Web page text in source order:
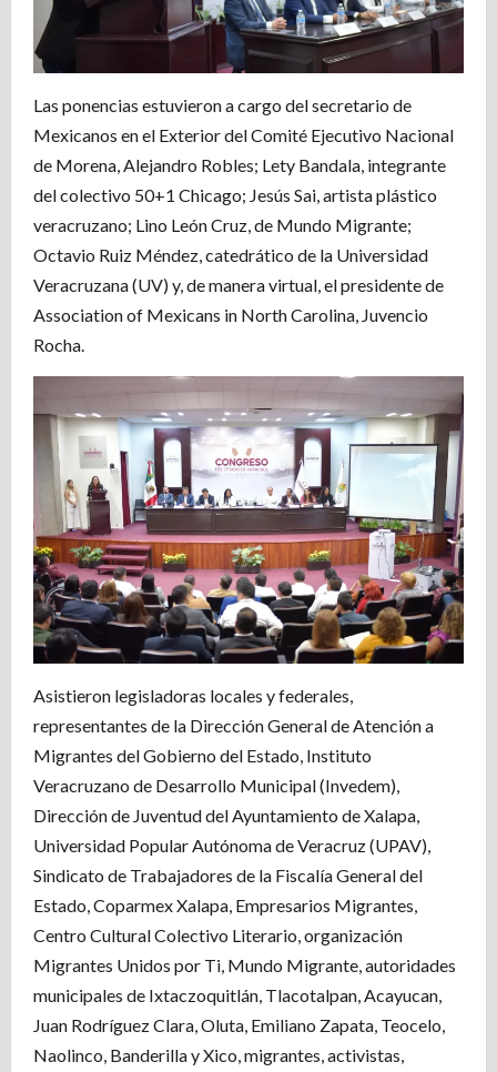
Las ponencias estuvieron a cargo del secretario de
Mexicanos en el Exterior del Comité Ejecutivo Nacional
de Morena, Alejandro Robles; Lety Bandala, integrante
del colectivo 50+1 Chicago; Jesús Sai, artista plástico
veracruzano; Lino León Cruz, de Mundo Migrante;
Octavio Ruiz Méndez, catedrático de la Universidad
Veracruzana (UV) y, de manera virtual, el presidente de
Association of Mexicans in North Carolina, Juvencio
Rocha.
Asistieron legisladoras locales y federales,
representantes de la Dirección General de Atención a
Migrantes del Gobierno del Estado, Instituto
Veracruzano de Desarrollo Municipal (Invedem),
Dirección de Juventud del Ayuntamiento de Xalapa,
Universidad Popular Autónoma de Veracruz (UPAV),
Sindicato de Trabajadores de la Fiscalía General del
Estado, Coparmex Xalapa, Empresarios Migrantes,
Centro Cultural Colectivo Literario, organización
Migrantes Unidos por Ti, Mundo Migrante, autoridades
municipales de Ixtaczoquitlán, Tlacotalpan, Acayucan,
Juan Rodríguez Clara, Oluta, Emiliano Zapata, Teocelo,
Naolinco, Banderilla y Xico, migrantes, activistas,